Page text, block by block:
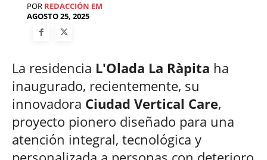
POR REDACCIÓN EM
AGOSTO 25, 2025
La residencia L'Olada La Ràpita ha
inaugurado, recientemente, su
innovadora Ciudad Vertical Care,
proyecto pionero diseñado para una
atención integral, tecnológica y